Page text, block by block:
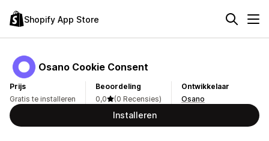
Shopify App Store
Osano Cookie Consent
Prijs
Gratis te installeren
Beoordeling
0,0
(0 Recensies)
Ontwikkelaar
Osano
Installeren